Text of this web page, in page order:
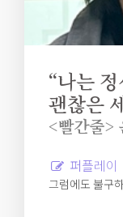
“나는
괜찮은
<빨간줄>
퍼플레이
그럼에도 불구